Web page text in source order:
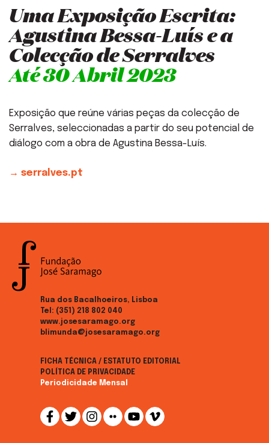
Uma Exposição Escrita:
Agustina Bessa-Luís e a
Colecção de Serralves
Até 30 Abril 2023
Exposição que reúne várias peças da colecção de
Serralves, seleccionadas a partir do seu potencial de
diálogo com a obra de Agustina Bessa-Luís.
→ serralves.pt
Rua dos Bacalhoeiros, Lisboa
Tel: (351) 218 802 040
www.josesaramago.org
blimunda@josesaramago.org
FICHA TÉCNICA / ESTATUTO EDITORIAL
POLÍTICA DE PRIVACIDADE
Periodicidade Mensal